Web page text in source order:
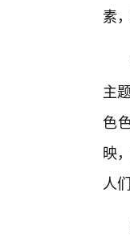
素
主
色
映
人